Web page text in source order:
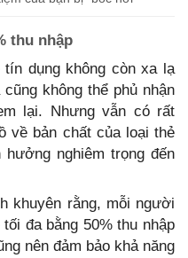
thu nhập
dụng không còn xa lạ
không thể phủ nhận
lại. Nhưng vẫn có rất
về bản chất của loại thẻ
nghiêm trọng đến
khuyên rằng, mỗi người
đa bằng 50% thu nhập
nên đảm bảo khả năng